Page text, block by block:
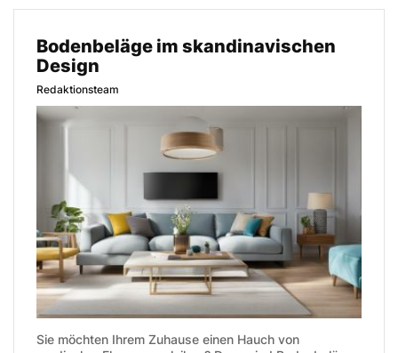
Bodenbeläge im skandinavischen
Design
Redaktionsteam
Sie möchten Ihrem Zuhause einen Hauch von